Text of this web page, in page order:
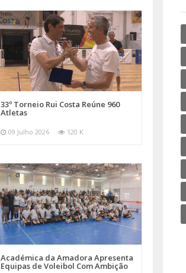
33º Torneio Rui Costa Reúne 960
Atletas
09 Julho 2026 120 K
Académica da Amadora Apresenta
Equipas de Voleibol Com Ambição